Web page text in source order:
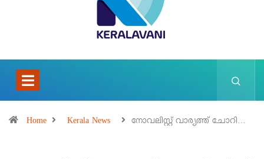
Home Kerala News നോവലിസ്റ്റ് വാര്യത്ത് ചോറി…